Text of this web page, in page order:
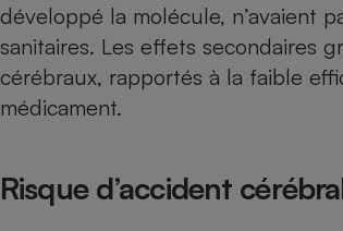
développé la molécule, n’avaient
sanitaires. Les effets secondaires
cérébraux, rapportés à la faible
médicament.
Risque d’accident